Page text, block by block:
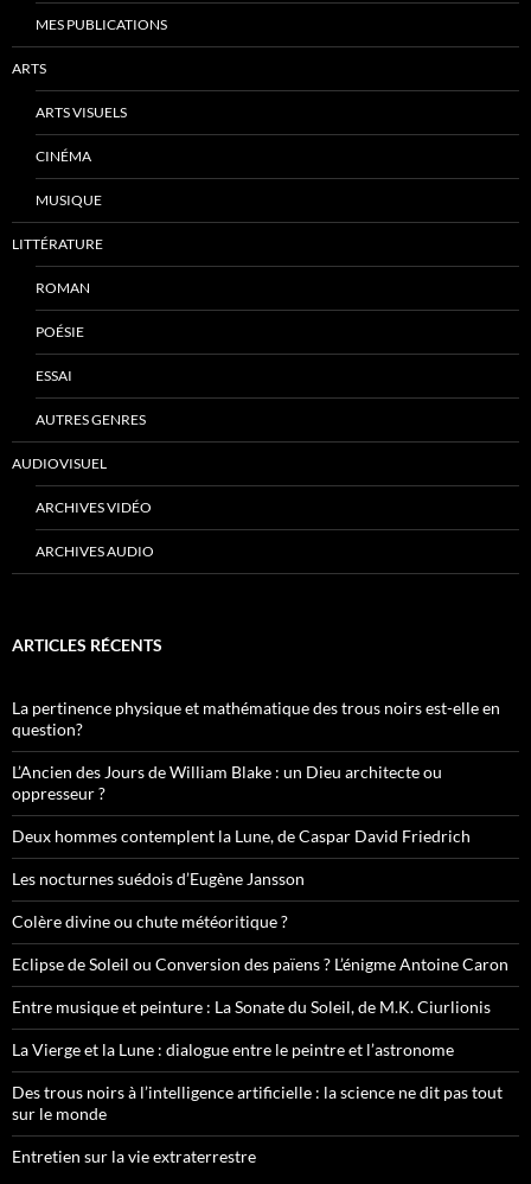
MES PUBLICATIONS
ARTS
ARTS VISUELS
CINÉMA
MUSIQUE
LITTÉRATURE
ROMAN
POÉSIE
ESSAI
AUTRES GENRES
AUDIOVISUEL
ARCHIVES VIDÉO
ARCHIVES AUDIO
ARTICLES RÉCENTS
La pertinence physique et mathématique des trous noirs est-elle en
question?
L’Ancien des Jours de William Blake : un Dieu architecte ou
oppresseur ?
Deux hommes contemplent la Lune, de Caspar David Friedrich
Les nocturnes suédois d’Eugène Jansson
Colère divine ou chute météoritique ?
Eclipse de Soleil ou Conversion des païens ? L’énigme Antoine Caron
Entre musique et peinture : La Sonate du Soleil, de M.K. Ciurlionis
La Vierge et la Lune : dialogue entre le peintre et l’astronome
Des trous noirs à l’intelligence artificielle : la science ne dit pas tout
sur le monde
Entretien sur la vie extraterrestre